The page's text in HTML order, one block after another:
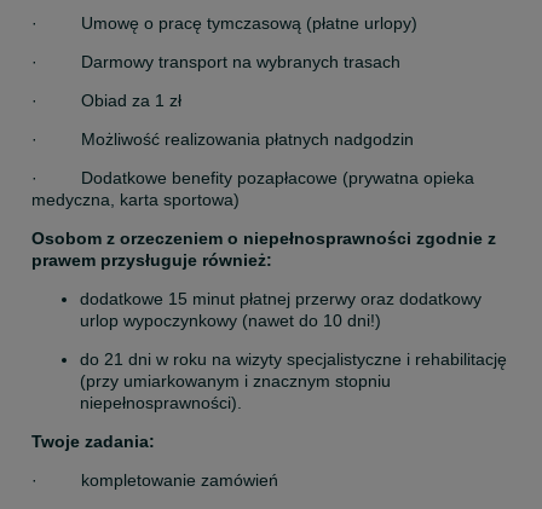
·         Umowę o pracę tymczasową (płatne urlopy)
·         Darmowy transport na wybranych trasach
·         Obiad za 1 zł
·         Możliwość realizowania płatnych nadgodzin
·         Dodatkowe benefity pozapłacowe (prywatna opieka
medyczna, karta sportowa)
Osobom z orzeczeniem o niepełnosprawności zgodnie z
prawem przysługuje również:
dodatkowe 15 minut płatnej przerwy oraz dodatkowy
urlop wypoczynkowy (nawet do 10 dni!)
do 21 dni w roku na wizyty specjalistyczne i rehabilitację
(przy umiarkowanym i znacznym stopniu
niepełnosprawności).
Twoje zadania:
·         kompletowanie zamówień